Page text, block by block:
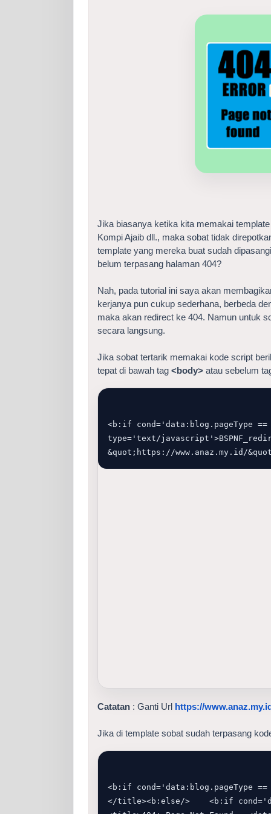
Jika biasanya ketika kita memakai
Kompi Ajaib dll., maka sobat tidak
template yang mereka buat sudah
belum terpasang halaman 404?
Nah, pada tutorial ini saya akan
kerjanya pun cukup sederhana, berbeda
maka akan redirect ke 404. Namun untuk
secara langsung.
Jika sobat tertarik memakai kode script
tepat di bawah tag <body> atau sebelum
<b:if cond='data:blog.pageType
type='text/
&quot;https://www.anaz.my.id/
Catatan : Ganti Url https://
Jika di template sobat sudah terpasang
<b:if cond='data:blog.pageType
</title><b:else/>    <b:if